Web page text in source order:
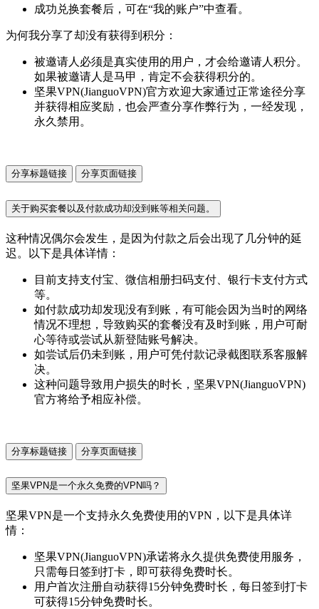
成功兑换套餐后，可在“我的账户”中查看。
为何我分享了却没有获得到积分：
被邀请人必须是真实使用的用户，才会给邀请人积分。
如果被邀请人是马甲，肯定不会获得积分的。
坚果VPN(JianguoVPN)官方欢迎大家通过正常途径分享
并获得相应奖励，也会严查分享作弊行为，一经发现，
永久禁用。
分享标题链接 分享页面链接
关于购买套餐以及付款成功却没到账等相关问题。
这种情况偶尔会发生，是因为付款之后会出现了几分钟的延
迟。以下是具体详情：
目前支持支付宝、微信相册扫码支付、银行卡支付方式
等。
如付款成功却发现没有到账，有可能会因为当时的网络
情况不理想，导致购买的套餐没有及时到账，用户可耐
心等待或尝试从新登陆账号解决。
如尝试后仍未到账，用户可凭付款记录截图联系客服解
决。
这种问题导致用户损失的时长，坚果VPN(JianguoVPN)
官方将给予相应补偿。
分享标题链接 分享页面链接
坚果VPN是一个永久免费的VPN吗？
坚果VPN是一个支持永久免费使用的VPN，以下是具体详
情：
坚果VPN(JianguoVPN)承诺将永久提供免费使用服务，
只需每日签到打卡，即可获得免费时长。
用户首次注册自动获得15分钟免费时长，每日签到打卡
可获得15分钟免费时长。